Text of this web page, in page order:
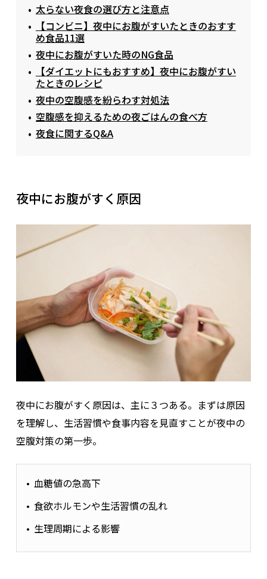
太らない夜食の選び方と注意点
【コンビニ】夜中にお腹がすいたときのおすす
め食品11選
夜中にお腹がすいた時のNG食品
【ダイエットにもおすすめ】夜中にお腹がすい
たときのレシピ
夜中の空腹感を紛らわす対処法
空腹感を抑えるための夜ごはんの食べ方
夜食に関するQ&A
夜中にお腹がすく原因
夜中にお腹がすく原因は、主に３つある。まずは原因
を理解し、生活習慣や食事内容を見直すことが夜中の
空腹対策の第一歩。
血糖値の急高下
食欲ホルモンや生活習慣の乱れ
生理周期による影響